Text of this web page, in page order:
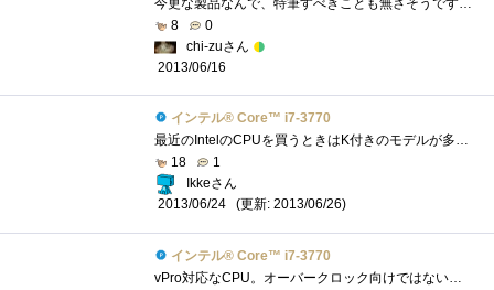
今更な製品なんで、特筆すべきことも無さそうですが。とりあえず、久しぶりにリテールクーラーで使ってみましたが、相変わらずというか、酷�...
8
0
chi-zuさん
2013/06/16
インテル® Core™ i7-3770
最近のIntelのCPUを買うときはK付きのモデルが多いのですが、こちらはKなしモデル。実際、K付きモデルを買ってもオーバークロックとかはあまりや...
18
1
Ikkeさん
2013/06/24
(更新: 2013/06/26)
インテル® Core™ i7-3770
vPro対応なCPU。オーバークロック向けではないようですが、高性能なので快適です。vProPCの構成OS:CPU:IntelCorei7-3770マザーボード:メモリー:16GBSSD:電源:...